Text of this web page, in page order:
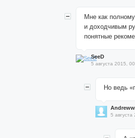
Мне как
и доходчивым
понятные
SeeD
5 августа 2015,
Но ведь
Andreww
5